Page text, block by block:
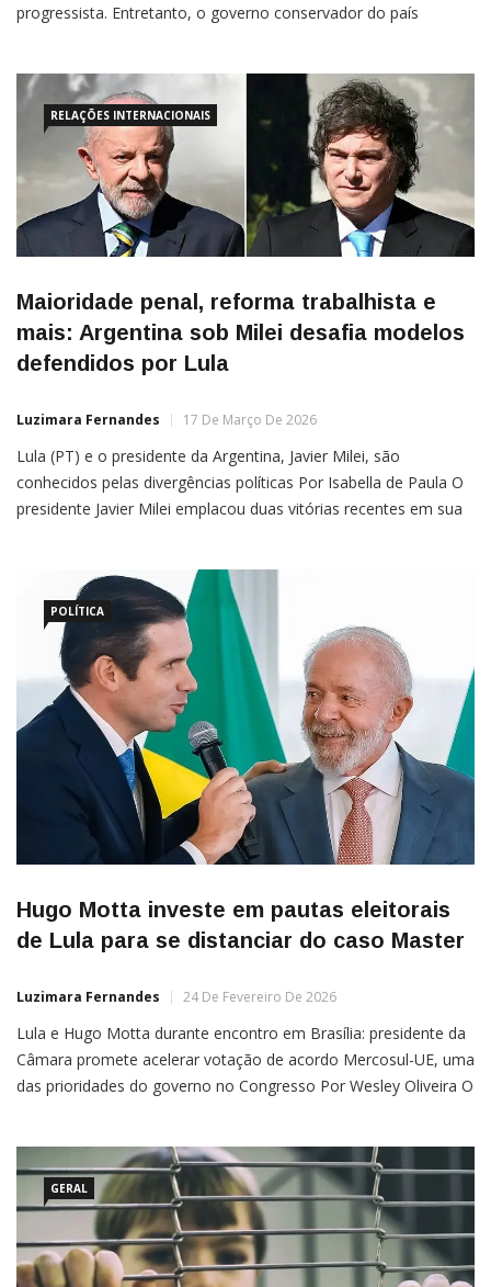
progressista. Entretanto, o governo conservador do país
Entre as medidas, está a preparação de presídios para maiores
de 13 […]
RELAÇÕES INTERNACIONAIS
Maioridade penal, reforma trabalhista e
mais: Argentina sob Milei desafia modelos
defendidos por Lula
Luzimara Fernandes 17 De Março De 2026
Lula (PT) e o presidente da Argentina, Javier Milei, são
conhecidos pelas divergências políticas Por Isabella de Paula O
presidente Javier Milei emplacou duas vitórias recentes em sua
adequar às novas demandas da era digital, enquanto a […]
POLÍTICA
Hugo Motta investe em pautas eleitorais
de Lula para se distanciar do caso Master
Luzimara Fernandes 24 De Fevereiro De 2026
Lula e Hugo Motta durante encontro em Brasília: presidente da
Câmara promete acelerar votação de acordo Mercosul-UE, uma
das prioridades do governo no Congresso Por Wesley Oliveira O
estratégicas para o governo de Luiz Inácio Lula da Silva (PT),
nas próximas semanas,
GERAL